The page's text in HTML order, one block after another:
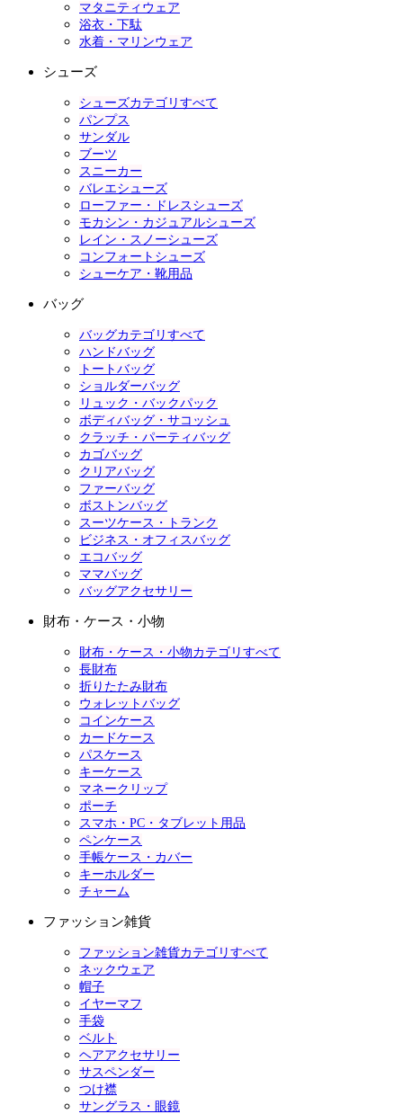
マタニティウェア
浴衣・下駄
水着・マリンウェア
シューズ
シューズカテゴリすべて
パンプス
サンダル
ブーツ
スニーカー
バレエシューズ
ローファー・ドレスシューズ
モカシン・カジュアルシューズ
レイン・スノーシューズ
コンフォートシューズ
シューケア・靴用品
バッグ
バッグカテゴリすべて
ハンドバッグ
トートバッグ
ショルダーバッグ
リュック・バックパック
ボディバッグ・サコッシュ
クラッチ・パーティバッグ
カゴバッグ
クリアバッグ
ファーバッグ
ボストンバッグ
スーツケース・トランク
ビジネス・オフィスバッグ
エコバッグ
ママバッグ
バッグアクセサリー
財布・ケース・小物
財布・ケース・小物カテゴリすべて
長財布
折りたたみ財布
ウォレットバッグ
コインケース
カードケース
パスケース
キーケース
マネークリップ
ポーチ
スマホ・PC・タブレット用品
ペンケース
手帳ケース・カバー
キーホルダー
チャーム
ファッション雑貨
ファッション雑貨カテゴリすべて
ネックウェア
帽子
イヤーマフ
手袋
ベルト
ヘアアクセサリー
サスペンダー
つけ襟
サングラス・眼鏡